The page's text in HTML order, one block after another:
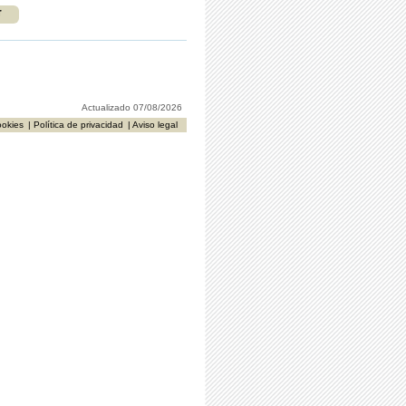
Actualizado 07/08/2026
| Aviso legal
| Política de privacidad